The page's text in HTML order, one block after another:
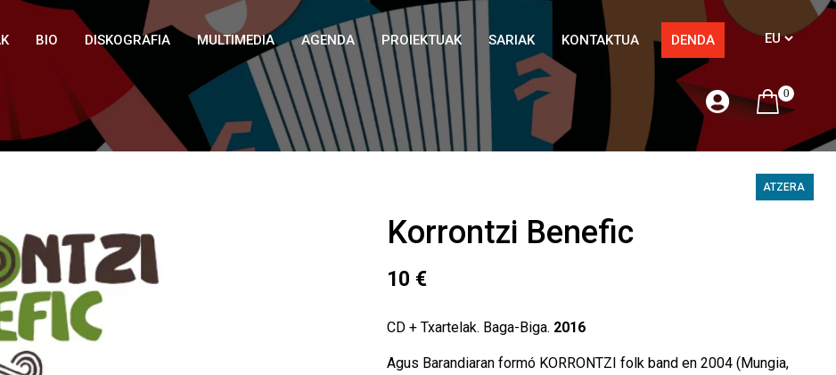
BIO DISKOGRAFIA MULTIMEDIA AGENDA PROIEKTUAK SARIAK KONTAKTUA DENDA
0
ATZERA
Korrontzi Benefic
10 €
CD + Txartelak. Baga-Biga. 2016
Agus Barandiaran formó KORRONTZI folk band en 2004 (Mungia,